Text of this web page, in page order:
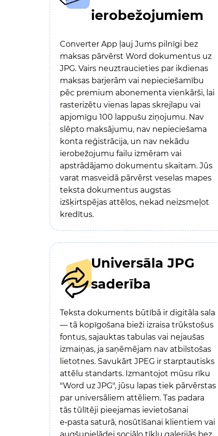
ierobežojumiem
Converter App ļauj Jums pilnīgi bez
maksas pārvērst Word dokumentus uz
JPG. Vairs neuztraucieties par ikdienas
maksas barjerām vai nepieciešamību
pēc premium abonementa vienkārši, lai
rasterizētu vienas lapas skrejlapu vai
apjomīgu 100 lappušu ziņojumu. Nav
slēpto maksājumu, nav nepieciešama
konta reģistrācija, un nav nekādu
ierobežojumu failu izmēram vai
apstrādājamo dokumentu skaitam. Jūs
varat masveidā pārvērst veselas mapes
teksta dokumentus augstas
izšķirtspējas attēlos, nekad neizsmeļot
kredītus.
Universāla JPG
saderība
Teksta dokuments būtībā ir digitāla sala
— tā kopīgošana bieži izraisa trūkstošus
fontus, sajauktas tabulas vai nejaušas
izmaiņas, ja saņēmējam nav atbilstošas
lietotnes. Savukārt JPEG ir starptautisks
attēlu standarts. Izmantojot mūsu rīku
"Word uz JPG", jūsu lapas tiek pārvērstas
par universāliem attēliem. Tas padara
tās tūlītēji pieejamas ievietošanai
e‑pasta saturā, nosūtīšanai klientiem vai